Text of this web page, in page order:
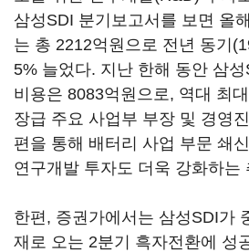
삼성SDI 분기보고서를 보면 올
는 총 2212억원으로 전년 동기
5% 늘었다. 지난 한해 동안 삼
비용은 8083억원으로, 역대 최
장급 주요 사업부 부장 및 경영
편을 통해 배터리 사업 부문 쇄
연구개발 투자도 더욱 강화하는
한편, 증권가에서는 삼성SDI가
재로 오는 2분기 흑자전환에 성